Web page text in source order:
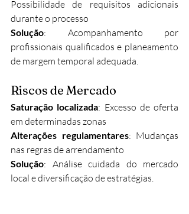
Possibilidade de requisitos adicionais
durante o processo
Solução: Acompanhamento por
profissionais qualificados e planeamento
de margem temporal adequada.
Riscos de Mercado
Saturação localizada: Excesso de oferta
em determinadas zonas
Alterações regulamentares: Mudanças
nas regras de arrendamento
Solução: Análise cuidada do mercado
local e diversificação de estratégias.